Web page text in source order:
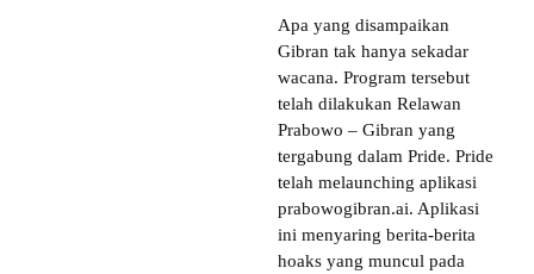
Apa yang disampaikan
Gibran tak hanya sekadar
wacana. Program tersebut
telah dilakukan Relawan
Prabowo – Gibran yang
tergabung dalam Pride. Pride
telah melaunching aplikasi
prabowogibran.ai. Aplikasi
ini menyaring berita-berita
hoaks yang muncul pada